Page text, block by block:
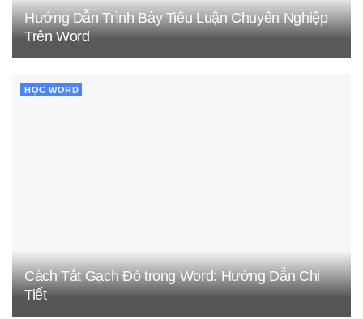
Hướng Dẫn Trình Bày Tiểu Luận Chuyên Nghiệp
Trên Word
HỌC WORD
Cách Tắt Gạch Đỏ trong Word: Hướng Dẫn Chi
Tiết